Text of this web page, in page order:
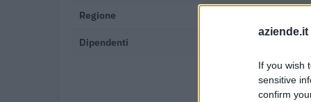
aziende.it
If you wish
sensitive
confirm
Regione
Dipendenti